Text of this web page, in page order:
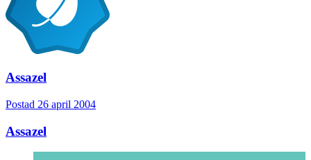
Assazel
Postad 26 april 2004
Assazel